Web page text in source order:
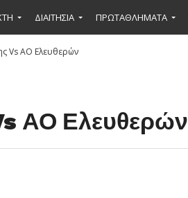
ΔΙΑΙΤΗΣΙΑ ΠΡΩΤΑΘΛΗΜΑΤΑ
Vs ΑΟ Ελευθερών
ΑΟ Ελευθερών